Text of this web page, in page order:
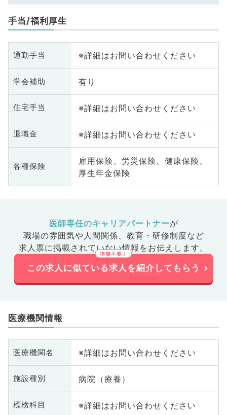
手当/福利厚生
通勤手当 ※詳細はお問い合わせください
学会補助 有り
住宅手当 ※詳細はお問い合わせください
退職金 ※詳細はお問い合わせください
各種保険
雇用保険、労災保険、健康保険、
厚生年金保険
医師専任のキャリアパートナーが
職場の雰囲気や人間関係、 教育・研修制度など
求人票に掲載されていない情報をお伝えします。
この求人に似ている求人を紹介してもらう
医療機関情報
医療機関名 ※詳細はお問い合わせください
施設種別 病院（療養）
標榜科目 ※詳細はお問い合わせください